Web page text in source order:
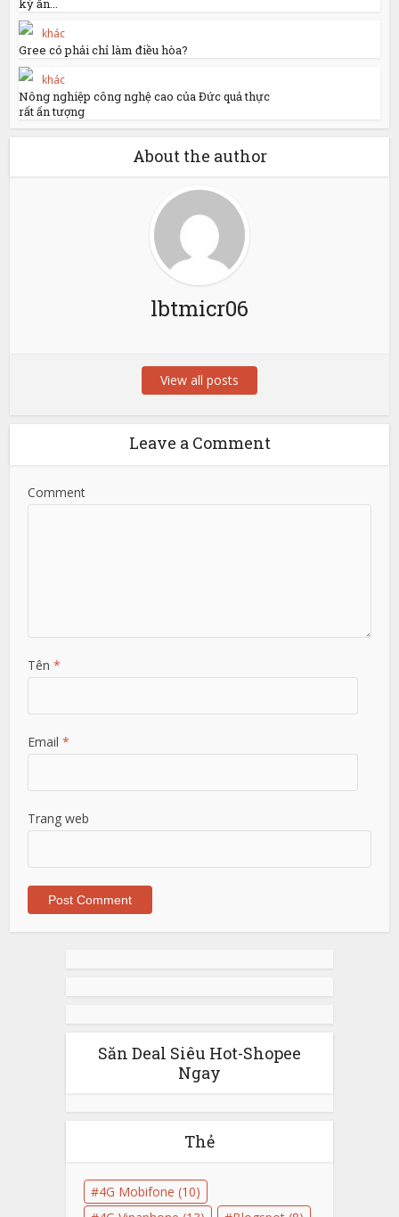
kỳ ấn...
khác
Gree có phải chỉ làm điều hòa?
khác
Nông nghiệp công nghệ cao của Đức quả thực
rất ấn tượng
About the author
lbtmicr06
View all posts
Leave a Comment
Comment
Tên*
Email*
Trang web
Săn Deal Siêu Hot-Shopee
Ngay
Thẻ
4G Mobifone (10)